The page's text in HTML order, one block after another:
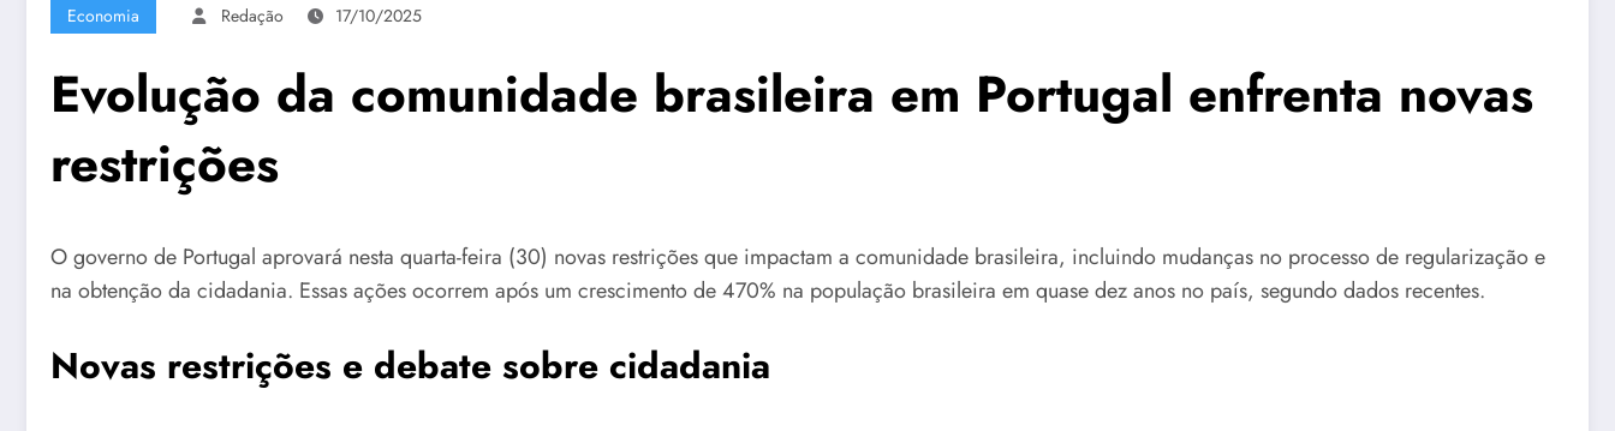
Economia Redação 17/10/2025
Evolução da comunidade brasileira em Portugal enfrenta novas
restrições
O governo de Portugal aprovará nesta quarta-feira (30) novas restrições que impactam a comunidade brasileira, incluindo mudanças no processo de regularização e
na obtenção da cidadania. Essas ações ocorrem após um crescimento de 470% na população brasileira em quase dez anos no país, segundo dados recentes.
Novas restrições e debate sobre cidadania